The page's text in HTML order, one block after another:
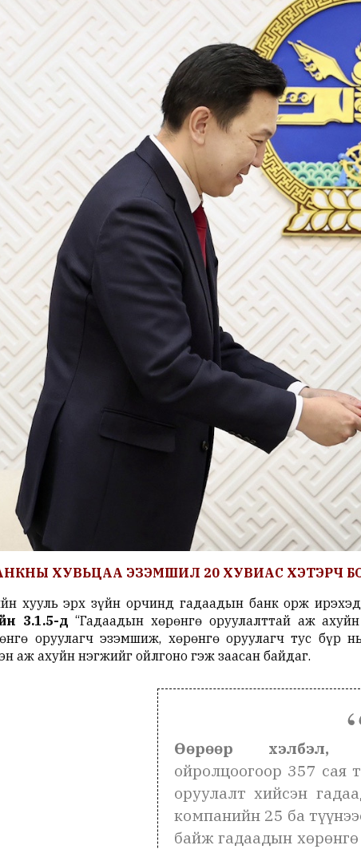
ХУВЬЦАА ЭЗЭМШИЛ 20 ХУВИАС ХЭТЭРЧ
хууль эрх зүйн орчинд гадаадын банк орж
3.1.5-д “Гадаадын хөрөнгө оруулалттай аж
оруулагч эзэмшиж, хөрөнгө оруулагч тус
аж ахуйн нэгжийг ойлгоно гэж заасан байдаг.
Өөрөөр хэлбэл,
ойролцоогоор 357 сая
оруулалт хийсэн
компанийн 25 ба
байж гадаадын